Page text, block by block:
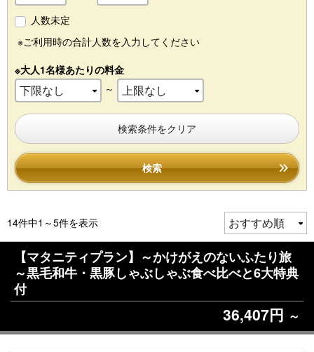
人数未定
※ご利用時の合計人数を入力してください
※大人1名様あたりの料金
～
検索条件をクリア
検索
14件中1～5件を表示
【マタニティプラン】～かけがえのないふたり旅
～黒毛和牛・黒豚しゃぶしゃぶ食べ比べと6大特典
付
36,407円 ～